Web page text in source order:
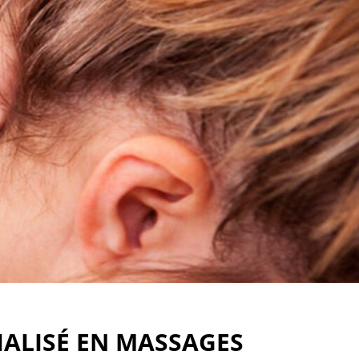
EN MASSAGES